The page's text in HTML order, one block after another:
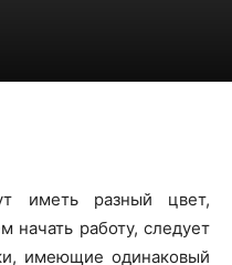
иметь разный цвет,
начать работу, следует
имеющие одинаковый